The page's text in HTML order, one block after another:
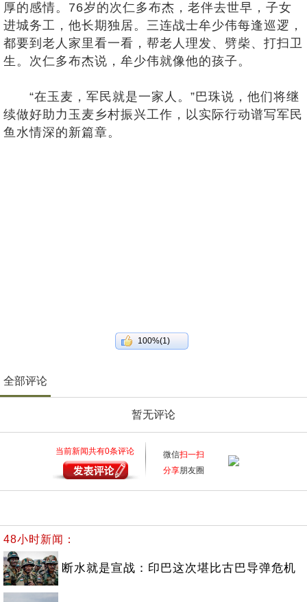
厚的感情。76岁的次仁多布杰，老伴去世早，子女
进城务工，他长期独居。三连战士牟少伟每逢巡逻，
都要到老人家里看一看，帮老人理发、劈柴、打扫卫
生。次仁多布杰说，牟少伟就像他的孩子。
“在玉麦，军民就是一家人。”巴珠说，他们将继
续做好助力玉麦乡村振兴工作，以实际行动谱写军民
鱼水情深的新篇章。
100%(1)
全部评论
暂无评论
当前新闻共有0条评论 微信扫一扫
分享朋友圈
48小时新闻：
断水就是宣战：印巴这次堪比古巴导弹危机